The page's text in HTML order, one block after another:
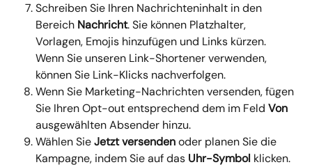
Schreiben Sie Ihren Nachrichteninhalt in den
Bereich Nachricht. Sie können Platzhalter,
Vorlagen, Emojis hinzufügen und Links kürzen.
Wenn Sie unseren Link-Shortener verwenden,
können Sie Link-Klicks nachverfolgen.
Wenn Sie Marketing-Nachrichten versenden, fügen
Sie Ihren Opt-out entsprechend dem im Feld Von
ausgewählten Absender hinzu.
Wählen Sie Jetzt versenden oder planen Sie die
Kampagne, indem Sie auf das Uhr-Symbol klicken.